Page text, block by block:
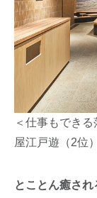
＜仕事もでき
屋江戸遊（2位
とことん癒さ